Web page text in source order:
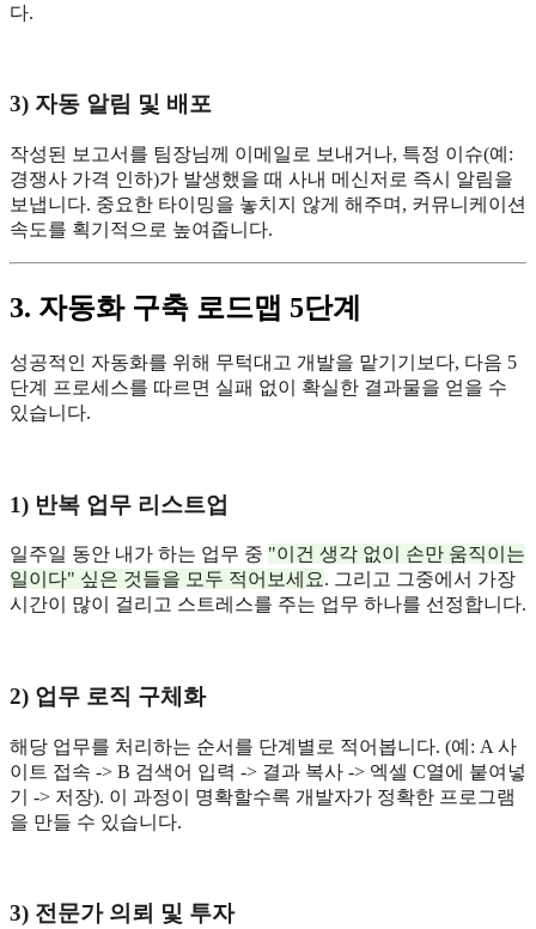
다.
3) 자동 알림 및 배포
작성된 보고서를 팀장님께 이메일로 보내거나, 특정 이슈(예:
경쟁사 가격 인하)가 발생했을 때 사내 메신저로 즉시 알림을
보냅니다. 중요한 타이밍을 놓치지 않게 해주며, 커뮤니케이션
속도를 획기적으로 높여줍니다.
3. 자동화 구축 로드맵 5단계
성공적인 자동화를 위해 무턱대고 개발을 맡기기보다, 다음 5
단계 프로세스를 따르면 실패 없이 확실한 결과물을 얻을 수
있습니다.
1) 반복 업무 리스트업
일주일 동안 내가 하는 업무 중 "이건 생각 없이 손만 움직이는
일이다" 싶은 것들을 모두 적어보세요. 그리고 그중에서 가장
시간이 많이 걸리고 스트레스를 주는 업무 하나를 선정합니다.
2) 업무 로직 구체화
해당 업무를 처리하는 순서를 단계별로 적어봅니다. (예: A 사
이트 접속 -> B 검색어 입력 -> 결과 복사 -> 엑셀 C열에 붙여넣
기 -> 저장). 이 과정이 명확할수록 개발자가 정확한 프로그램
을 만들 수 있습니다.
3) 전문가 의뢰 및 투자